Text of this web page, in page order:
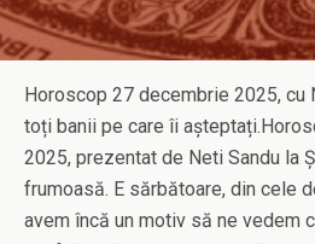
Horoscop 27 decembrie 2025, cu
toți banii pe care îi
2025, prezentat de Neti Sandu la
frumoasă. E sărbătoare, din cele
avem încă un motiv să ne vedem